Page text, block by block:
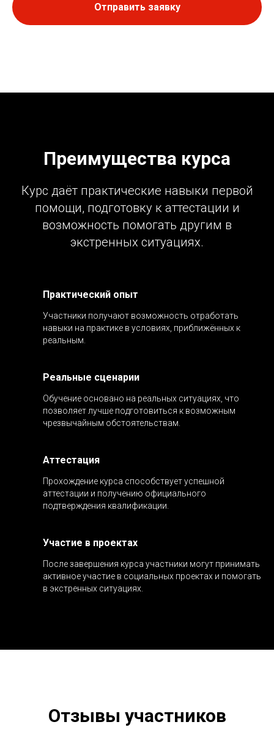
Отправить заявку
Преимущества курса
Курс даёт практические навыки первой
помощи, подготовку к аттестации и
возможность помогать другим в
экстренных ситуациях.
Практический опыт
Участники получают возможность отработать
навыки на практике в условиях, приближённых к
реальным.
Реальные сценарии
Обучение основано на реальных ситуациях, что
позволяет лучше подготовиться к возможным
чрезвычайным обстоятельствам.
Аттестация
Прохождение курса способствует успешной
аттестации и получению официального
подтверждения квалификации.
Участие в проектах
После завершения курса участники могут принимать
активное участие в социальных проектах и помогать
в экстренных ситуациях.
Отзывы участников